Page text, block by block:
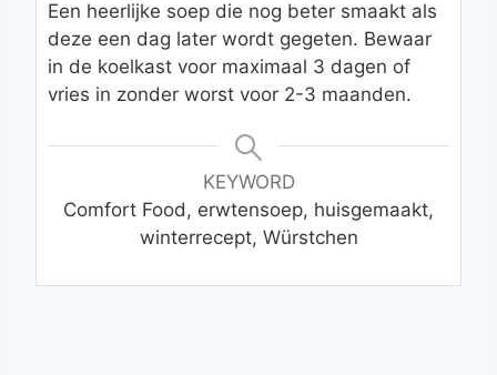
Een heerlijke soep die nog beter smaakt als
deze een dag later wordt gegeten. Bewaar
in de koelkast voor maximaal 3 dagen of
vries in zonder worst voor 2-3 maanden.
KEYWORD
Comfort Food, erwtensoep, huisgemaakt,
winterrecept, Würstchen